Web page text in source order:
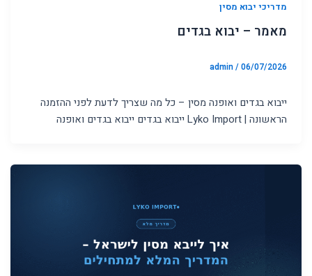
מדריכי יבוא מסין
מאמר – יבוא בגדים
admin/06/07/2026
ייבוא בגדים ואופנה מסין – כל מה שצריך לדעת לפני ההזמנה
הראשונה | Lyko Import ייבוא בגדים ייבוא בגדים ואופנה